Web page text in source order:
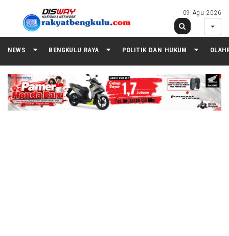
09 Agu 2026
NEWS BENGKULU RAYA POLITIK DAN HUKUM